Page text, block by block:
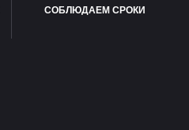
СОБЛЮДАЕМ СРОКИ